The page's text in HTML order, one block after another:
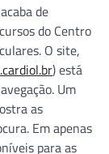
de
do Centro
O site,
) está
Um
as
Em apenas
para as